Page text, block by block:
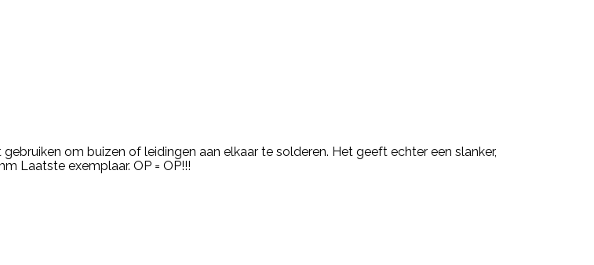
om buizen of leidingen aan elkaar te solderen. Het geeft echter een slanker,
Laatste exemplaar. OP = OP!!!